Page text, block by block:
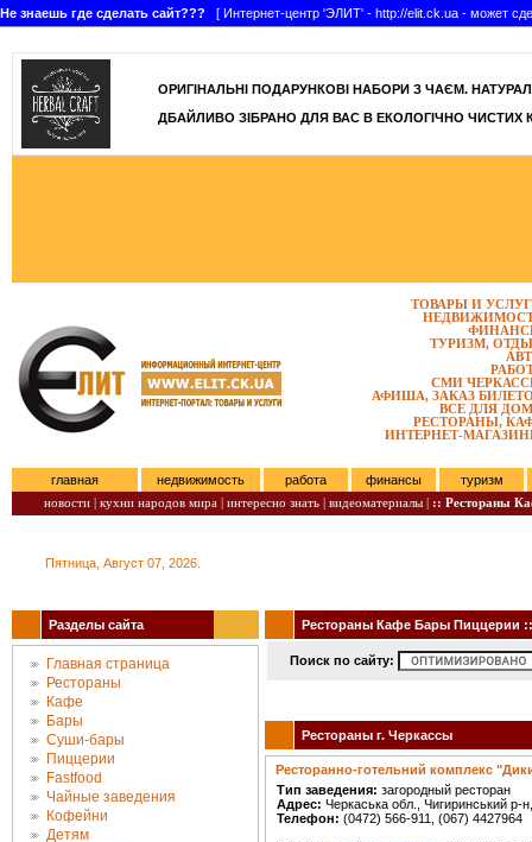
Не знаешь где сделать сайт??? [ Интернет-центр 'ЭЛИТ' - http://elit.ck.ua - может
]
ОРИГІНАЛЬНІ ПОДАРУНКОВІ НАБОРИ З ЧАЄМ.
ДБАЙЛИВО ЗІБРАНО ДЛЯ ВАС В ЕКОЛОГІЧНО ЧИСТИХ
ТОВАРЫ И
ТУРИЗМ,
СМИ
АФИША, ЗАКАЗ
ВСЕ ДЛЯ
РЕСТОРАНЫ,
ИНТЕРНЕТ-
главная недвижимость работа финансы
туризм
новости | кухни народов мира | интересно знать | видеоматериалы | :: Рестораны
Пятница, Август 07, 2026.
Разделы сайта
Главная страница
Рестораны
Кафе
Бары
Суши-бары
Пиццерии
Fastfood
Чайные заведения
Кофейни
Детям
Рестораны Кафе Бары Пиццерии ::
Поиск по сайту:
Рестораны г. Черкассы
Ресторанно-готельний комплекс
Тип заведения: загородный ресторан
Адрес: Черкаська обл., Чигиринський р-
Телефон: (0472) 566-911, (067) 4427964